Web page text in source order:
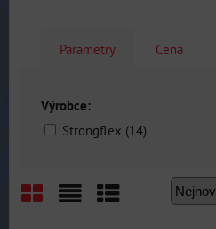
Parametry Cena
Výrobce:
Strongflex (14)